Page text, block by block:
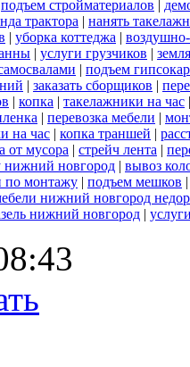
подъем стройматериалов |
трактора | нанять
| уборка коттеджа |
| услуги грузчиков |
| подъем
| заказать сборщиков |
| копка | такелажники на час
| перевозка мебели |
на час | копка траншей |
от мусора | стрейч лента |
нижний новгород | вывоз
по монтажу | подъем мешков
нижний новгород
нижний новгород |